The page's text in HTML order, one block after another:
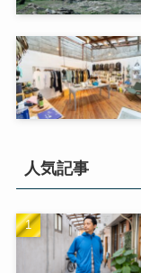
人気記事